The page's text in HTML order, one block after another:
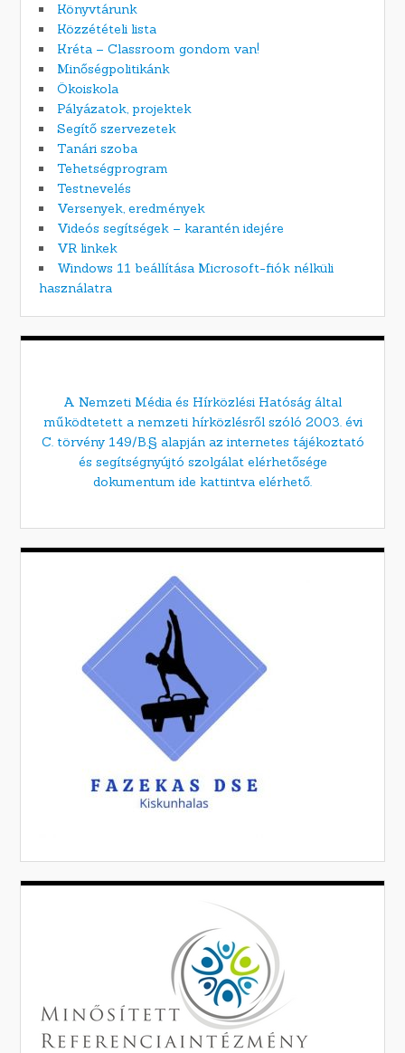
Könyvtárunk
Közzétételi lista
Kréta – Classroom gondom van!
Minőségpolitikánk
Ökoiskola
Pályázatok, projektek
Segítő szervezetek
Tanári szoba
Tehetségprogram
Testnevelés
Versenyek, eredmények
Videós segítségek – karantén idejére
VR linkek
Windows 11 beállítása Microsoft-fiók nélküli
használatra
A Nemzeti Média és Hírközlési Hatóság által
működtetett a nemzeti hírközlésről szóló 2003. évi
C. törvény 149/B.§ alapján az internetes tájékoztató
és segítségnyújtó szolgálat elérhetősége
dokumentum ide kattintva elérhető.